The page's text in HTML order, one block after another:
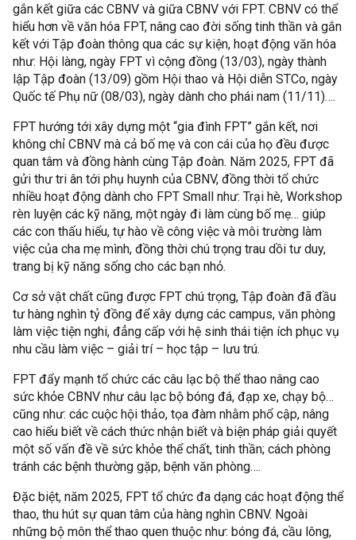
gắn kết giữa các CBNV và giữa CBNV với FPT. CBNV có thể
hiểu hơn về văn hóa FPT, nâng cao đời sống tinh thần và gắn
kết với Tập đoàn thông qua các sự kiện, hoạt động văn hóa
như: Hội làng, ngày FPT vì cộng đồng (13/03), ngày thành
lập Tập đoàn (13/09) gồm Hội thao và Hội diễn STCo, ngày
Quốc tế Phụ nữ (08/03), ngày dành cho phái nam (11/11)….
FPT hướng tới xây dựng một “gia đình FPT” gắn kết, nơi
không chỉ CBNV mà cả bố mẹ và con cái của họ đều được
quan tâm và đồng hành cùng Tập đoàn. Năm 2025, FPT đã
gửi thư tri ân tới phụ huynh của CBNV, đồng thời tổ chức
nhiều hoạt động dành cho FPT Small như: Trại hè, Workshop
rèn luyện các kỹ năng, một ngày đi làm cùng bố mẹ… giúp
các con thấu hiểu, tự hào về công việc và môi trường làm
việc của cha mẹ mình, đồng thời chú trọng trau dồi tư duy,
trang bị kỹ năng sống cho các bạn nhỏ.
Cơ sở vật chất cũng được FPT chú trọng, Tập đoàn đã đầu
tư hàng nghìn tỷ đồng để xây dựng các campus, văn phòng
làm việc tiện nghi, đẳng cấp với hệ sinh thái tiện ích phục vụ
nhu cầu làm việc – giải trí – học tập – lưu trú.
FPT đẩy mạnh tổ chức các câu lạc bộ thể thao nâng cao
sức khỏe CBNV như câu lạc bộ bóng đá, đạp xe, chạy bộ…
cũng như: các cuộc hội thảo, tọa đàm nhằm phổ cập, nâng
cao hiểu biết về cách thức nhận biết và biện pháp giải quyết
một số vấn đề về sức khỏe thể chất, tinh thần; cách phòng
tránh các bệnh thường gặp, bệnh văn phòng….
Đặc biệt, năm 2025, FPT tổ chức đa dạng các hoạt động thể
thao, thu hút sự quan tâm của hàng nghìn CBNV. Ngoài
những bộ môn thể thao quen thuộc như: bóng đá, cầu lông,